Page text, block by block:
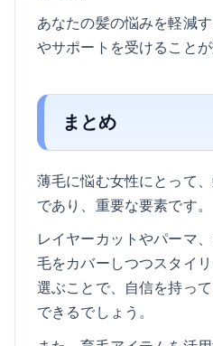
あなたの髪の悩みを軽減
やサポートを受けることが
まとめ
薄毛に悩む女性にとって
であり、重要な要素です。
レイヤーカットやパーマ
毛をカバーしつつスタイ
選ぶことで、自信を持っ
できるでしょう。